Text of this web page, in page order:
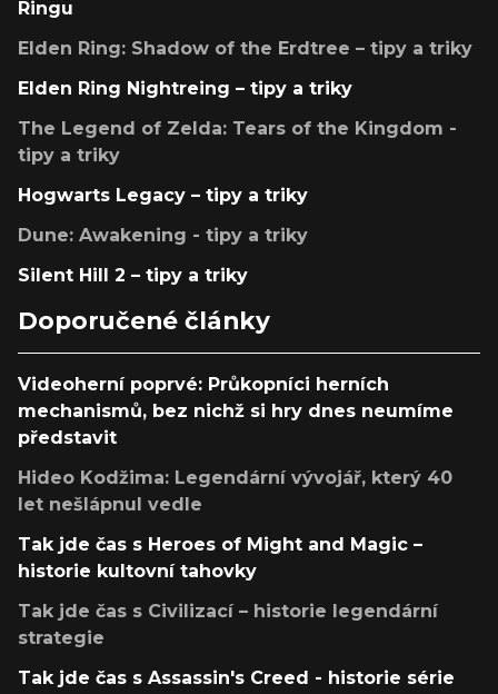
Ringu
Elden Ring: Shadow of the Erdtree – tipy a triky
Elden Ring Nightreing – tipy a triky
The Legend of Zelda: Tears of the Kingdom -
tipy a triky
Hogwarts Legacy – tipy a triky
Dune: Awakening - tipy a triky
Silent Hill 2 – tipy a triky
Doporučené články
Videoherní poprvé: Průkopníci herních
mechanismů, bez nichž si hry dnes neumíme
představit
Hideo Kodžima: Legendární vývojář, který 40
let nešlápnul vedle
Tak jde čas s Heroes of Might and Magic –
historie kultovní tahovky
Tak jde čas s Civilizací – historie legendární
strategie
Tak jde čas s Assassin's Creed - historie série